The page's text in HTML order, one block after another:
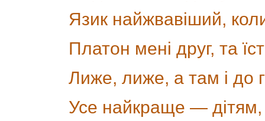
Язик найжвавіший,
Платон мені друг, та
Лиже, лиже, а там і до
Усе найкраще —